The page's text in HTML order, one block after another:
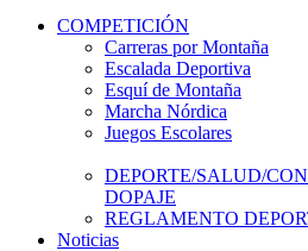
COMPETICIÓN
Carreras por Montaña
Escalada Deportiva
Esquí de Montaña
Marcha Nórdica
Juegos Escolares
DEPORTE/SALUD/
DOPAJE
REGLAMENTO
Noticias